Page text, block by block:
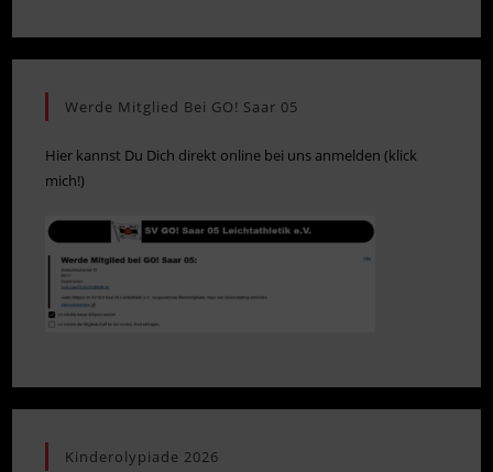
Werde Mitglied Bei GO! Saar 05
Hier kannst Du Dich direkt online bei uns anmelden (klick
mich!)
Kinderolypiade 2026